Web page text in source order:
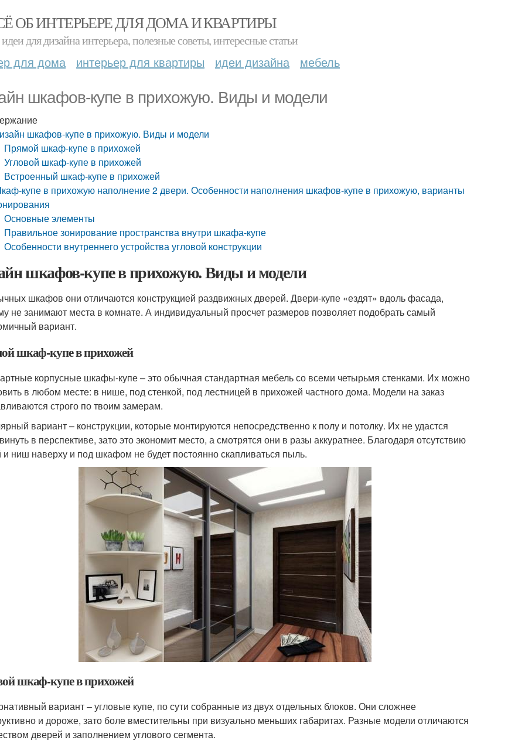
ОБ ИНТЕРЬЕРЕ ДЛЯ ДОМА И КВАРТИРЫ
для дизайна интерьера, полезные советы, интересные статьи
для дома интерьер для квартиры идеи дизайна мебель
шкафов-купе в прихожую. Виды и модели
шкафов-купе в прихожую. Виды и модели
Прямой шкаф-купе в прихожей
Угловой шкаф-купе в прихожей
Встроенный шкаф-купе в прихожей
купе в прихожую наполнение 2 двери. Особенности наполнения шкафов-купе в прихожую, варианты
Основные элементы
Правильное зонирование пространства внутри шкафа-купе
Особенности внутреннего устройства угловой конструкции
шкафов-купе в прихожую. Виды и модели
шкафов они отличаются конструкцией раздвижных дверей. Двери-купе «ездят» вдоль фасада,
не занимают места в комнате. А индивидуальный просчет размеров позволяет подобрать самый
вариант.
шкаф-купе в прихожей
корпусные шкафы-купе – это обычная стандартная мебель со всеми четырьмя стенками. Их можно
в любом месте: в нише, под стенкой, под лестницей в прихожей частного дома. Модели на заказ
строго по твоим замерам.
вариант – конструкции, которые монтируются непосредственно к полу и потолку. Их не удастся
в перспективе, зато это экономит место, а смотрятся они в разы аккуратнее. Благодаря отсутствию
ниш наверху и под шкафом не будет постоянно скапливаться пыль.
шкаф-купе в прихожей
вариант – угловые купе, по сути собранные из двух отдельных блоков. Они сложнее
и дороже, зато боле вместительны при визуально меньших габаритах. Разные модели отличаются
дверей и заполнением углового сегмента.